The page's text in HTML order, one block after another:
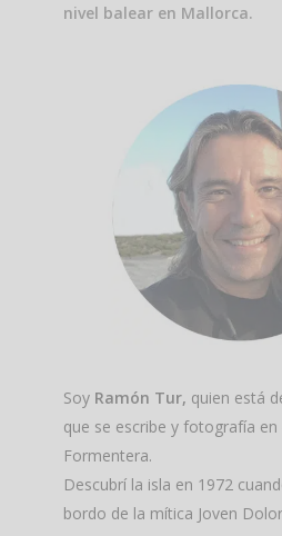
nivel balear en Mallorca.
SoyRamón Tur, quien está
que se escribe y fotografía
Formentera.
Descubrí la isla en 1972
bordo de la mítica Joven